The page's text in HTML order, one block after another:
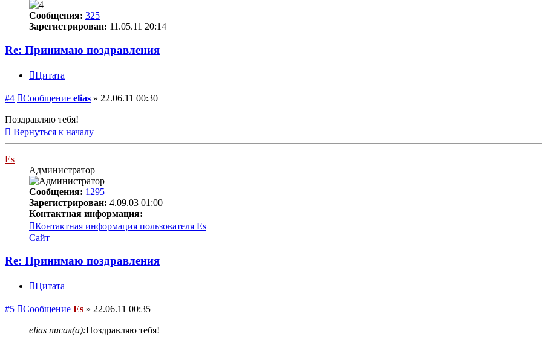
Сообщения: 325
Зарегистрирован: 11.05.11 20:14
Re: Принимаю поздравления
Цитата
#4 Сообщение elias » 22.06.11 00:30
Поздравляю тебя!
Вернуться к началу
Es
Администратор
Сообщения: 1295
Зарегистрирован: 4.09.03 01:00
Контактная информация:
Контактная информация пользователя Es
Сайт
Re: Принимаю поздравления
Цитата
#5 Сообщение Es » 22.06.11 00:35
elias писал(а):Поздравляю тебя!